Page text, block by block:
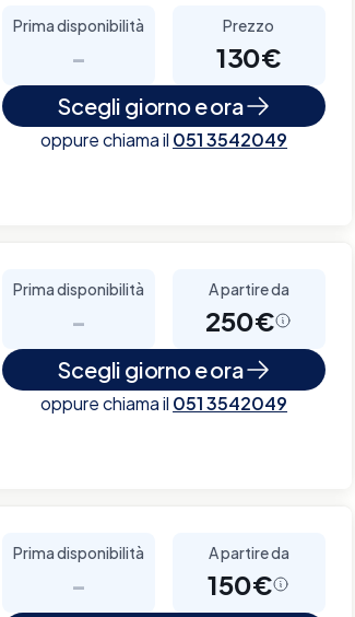
Prima disponibilità
-
Prezzo
130€
Scegli giorno e ora
oppure chiama il 051 3542049
Prima disponibilità
-
A partire da
250€
Scegli giorno e ora
oppure chiama il 051 3542049
Prima disponibilità
-
A partire da
150€